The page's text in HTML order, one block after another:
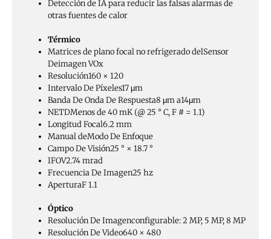
Detección de IA para reducir las falsas alarmas de
otras fuentes de calor
Térmico
Matrices de plano focal no refrigerado delSensor
Deimagen VOx
Resolución160 × 120
Intervalo De Píxeles17 μm
Banda De Onda De Respuesta8 μm a14μm
NETDMenos de 40 mK (@ 25 ° C, F # = 1.1)
Longitud Focal6.2 mm
Manual deModo De Enfoque
Campo De Visión25 ° × 18.7 °
IFOV2.74 mrad
Frecuencia De Imagen25 hz
AperturaF 1.1
Óptico
Resolución De Imagenconfigurable: 2 MP, 5 MP, 8 MP
Resolución De Video640 × 480